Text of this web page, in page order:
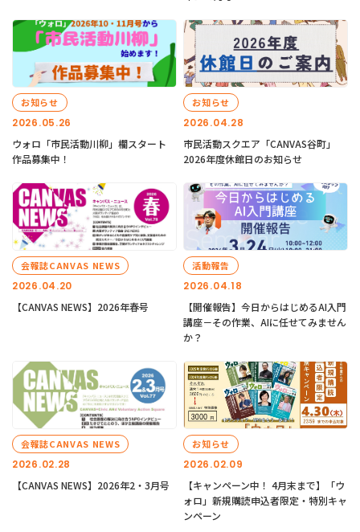
2026.05.26
お知らせ
ウォロ「市民活動川柳」欄スタート
作品募集中！
2026.04.28
お知らせ
市民活動スクエア「CANVAS谷町」
2026年度休館日のお知らせ
2026.04.20
会報誌CANVAS NEWS
【CANVAS NEWS】2026年春号
2026.04.18
活動報告
【開催報告】今日からはじめるAI入門
講座－その作業、AIに任せてみません
か？
2026.02.28
会報誌CANVAS NEWS
【CANVAS NEWS】2026年2・3月号
2026.02.09
お知らせ
【キャンペーン中！ 4月末まで】「ウ
ォロ」新規購読申込者限定・特別キャ
ンペーン